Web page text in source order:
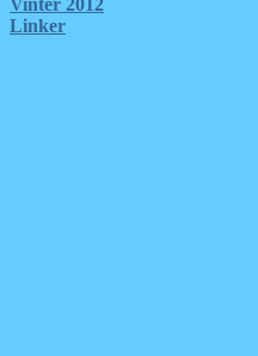
Vinter 2012
Linker